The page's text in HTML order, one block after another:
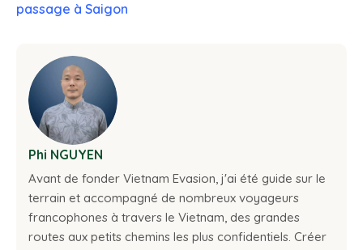
passage à Saigon
Phi NGUYEN
Avant de fonder Vietnam Evasion, j'ai été guide sur le
terrain et accompagné de nombreux voyageurs
francophones à travers le Vietnam, des grandes
routes aux petits chemins les plus confidentiels. Créer